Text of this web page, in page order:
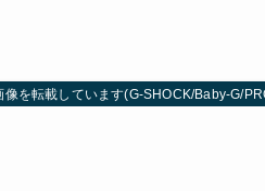
像を転載しています(G-SHOCK/Baby-G/